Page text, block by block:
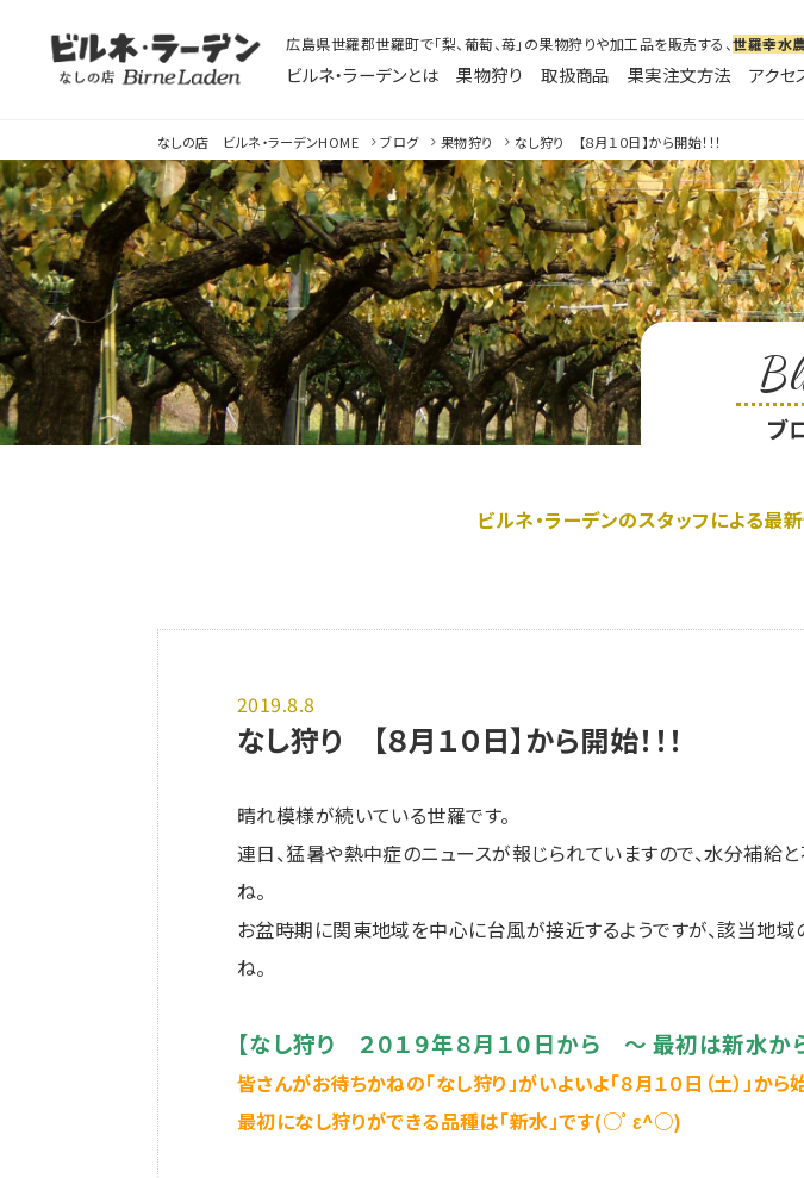
広島県世羅郡世羅町で「梨、葡萄、苺」の果物狩りや加工品を販売する、世羅幸水
ビルネ・ラーデンとは 果物狩り 取扱商品 果実注文方法 アクセ
なしの店 ビルネ・ラーデンHOME ブログ 果物狩り なし狩り 【８月１０日】から開始！！！
ブ
ビルネ・ラーデンのスタッフによる最
2019.8.8
なし狩り 【８月１０日】から開始！！！
晴れ模様が続いている世羅です。
連日、猛暑や熱中症のニュースが報じられていますので、水分補給
ね。
お盆時期に関東地域を中心に台風が接近するようですが、該当地
ね。
【なし狩り ２０１９年８月１０日から ～ 最初は新水か
皆さんがお待ちかねの「なし狩り」がいよいよ「８月１０日（土）」から
最初になし狩りができる品種は「新水」です(○ﾟε^○)